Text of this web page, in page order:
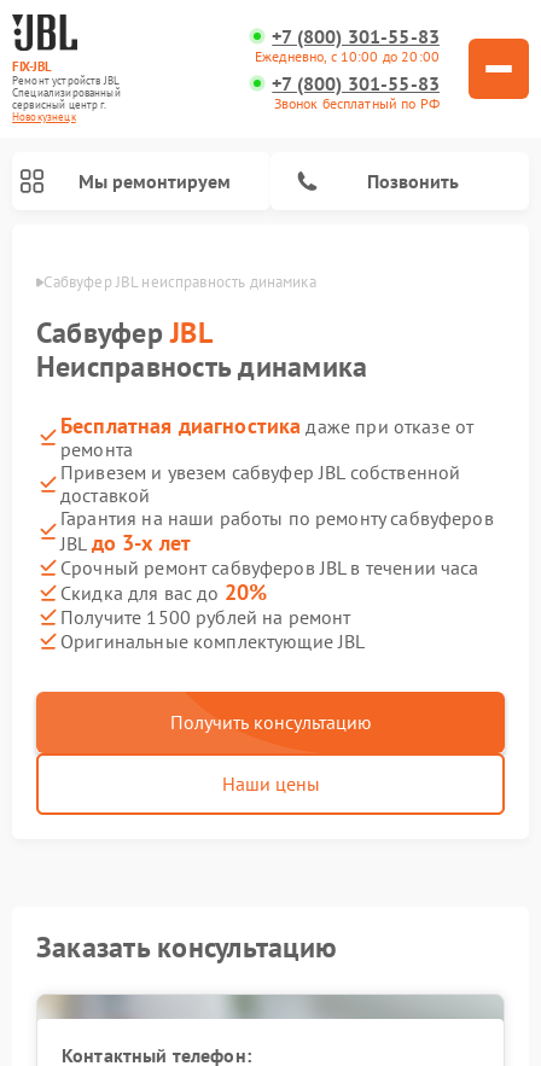
FIX-JBL
Ремонт устройств JBL
Специализированный
cервисный центр г.
Новокузнецк
+7 (800) 301-55-83
Ежедневно, с 10:00 до 20:00
+7 (800) 301-55-83
Звонок бесплатный по РФ
Мы ремонтируем Позвонить
Сабвуфер JBL неисправность динамика
СабвуферJBL
Неисправность динамика
Бесплатная диагностика даже при отказе от
ремонта
Привезем и увезем сабвуфер JBL собственной
доставкой
Гарантия на наши работы по ремонту сабвуферов
JBL до 3-х лет
Срочный ремонт сабвуферов JBL в течении часа
Скидка для вас до 20%
Получите 1500 рублей на ремонт
Оригинальные комплектующие JBL
Получить консультацию
Наши цены
Заказать консультацию
Контактный телефон: